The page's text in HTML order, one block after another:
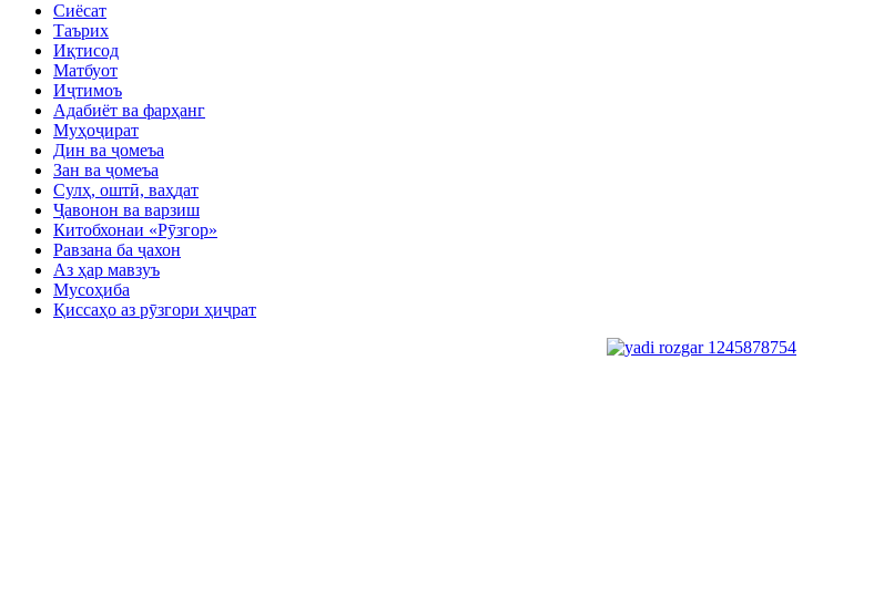
Сиёсат
Таърих
Иқтисод
Матбуот
Иҷтимоъ
Адабиёт ва фарҳанг
Муҳоҷират
Дин ва ҷомеъа
Зан ва ҷомеъа
Сулҳ, оштӣ, ваҳдат
Ҷавонон ва варзиш
Китобхонаи «Рӯзгор»
Равзана ба ҷахон
Аз ҳар мавзуъ
Мусоҳиба
Қиссаҳо аз рӯзгори ҳиҷрат